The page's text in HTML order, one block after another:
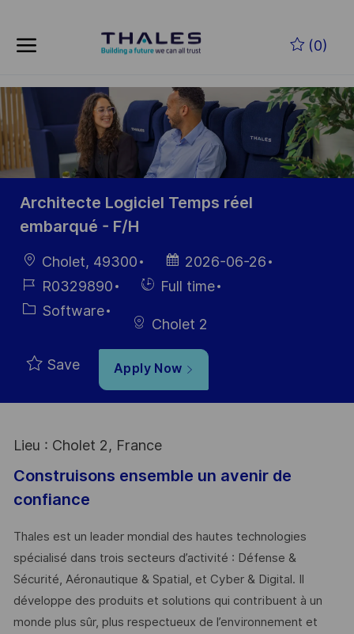
(0)
-
Architecte Logiciel Temps réel
embarqué - F/H
LocationCholet, 49300
Posted
Date
2026-06-26
Job R0329890
HiringFull time
Category
Software
Cholet 2
Save Apply Now
Lieu : Cholet 2, France
Construisons ensemble un avenir de
confiance
Thales est un leader mondial des hautes technologies
spécialisé dans trois secteurs d’activité : Défense &
Sécurité, Aéronautique & Spatial, et Cyber & Digital. Il
développe des produits et solutions qui contribuent à un
monde plus sûr, plus respectueux de l’environnement et